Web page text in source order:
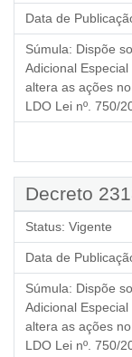
Data de
Súmula: Dispõe
Adicional
altera as ações
LDO Lei nº. 750/
Decreto
Status: Vigente
Data de
Súmula: Dispõe
Adicional
altera as ações
LDO Lei nº. 750/